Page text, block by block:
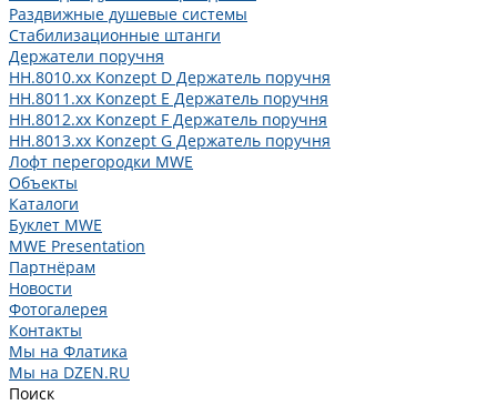
Раздвижные душевые системы
Стабилизационные штанги
Держатели поручня
HH.8010.xx Konzept D Держатель поручня
HH.8011.xx Konzept E Держатель поручня
HH.8012.xx Konzept F Держатель поручня
HH.8013.xx Konzept G Держатель поручня
Лофт перегородки MWE
Объекты
Каталоги
Буклет MWE
MWE Presentation
Партнёрам
Новости
Фотогалерея
Контакты
Мы на Флатика
Мы на DZEN.RU
Поиск